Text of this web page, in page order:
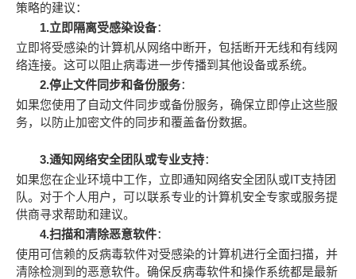
策略的建议：
1.立即隔离受感染设备：
立即将受感染的计算机从网络中断开，包括断开无线和有线网
络连接。这可以阻止病毒进一步传播到其他设备或系统。
2.停止文件同步和备份服务：
如果您使用了自动文件同步或备份服务，确保立即停止这些服
务，以防止加密文件的同步和覆盖备份数据。
3.通知网络安全团队或专业支持：
如果您在企业环境中工作，立即通知网络安全团队或IT支持团
队。对于个人用户，可以联系专业的计算机安全专家或服务提
供商寻求帮助和建议。
4.扫描和清除恶意软件：
使用可信赖的反病毒软件对受感染的计算机进行全面扫描，并
清除检测到的恶意软件。确保反病毒软件和操作系统都是最新